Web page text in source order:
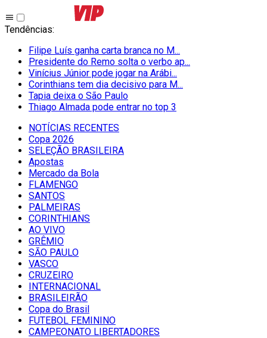
Tendências:
Filipe Luís ganha carta branca no M...
Presidente do Remo solta o verbo ap...
Vinícius Júnior pode jogar na Arábi...
Corinthians tem dia decisivo para M...
Tapia deixa o São Paulo
Thiago Almada pode entrar no top 3
NOTÍCIAS RECENTES
Copa 2026
SELEÇÃO BRASILEIRA
Apostas
Mercado da Bola
FLAMENGO
SANTOS
PALMEIRAS
CORINTHIANS
AO VIVO
GRÊMIO
SĀO PAULO
VASCO
CRUZEIRO
INTERNACIONAL
BRASILEIRÃO
Copa do Brasil
FUTEBOL FEMININO
CAMPEONATO LIBERTADORES